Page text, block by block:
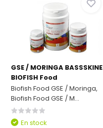
GSE / MORINGA BASSSKINE
BIOFISH Food
Biofish Food GSE / Moringa,
Biofish Food GSE / M...
En stock